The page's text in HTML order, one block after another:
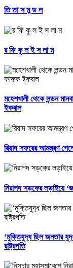
তি তা স ম ন্ড ল
র ফি কু ল ই স লা ম
মহেশখালী থেকে লন্ডন
ইকবাল
রিয়াদ সফরের আমন্ত্রণ
নিরাপদ সড়কের লড়াইয়ে
‘মুক্তিযুদ্ধ ছিল জনতার
রাষ্ট্রপতি